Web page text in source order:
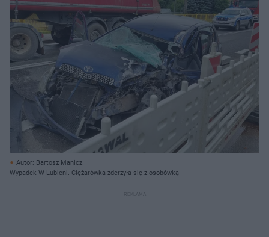
Autor: Bartosz Manicz
Wypadek W Lubieni. Ciężarówka zderzyła się z osobówką